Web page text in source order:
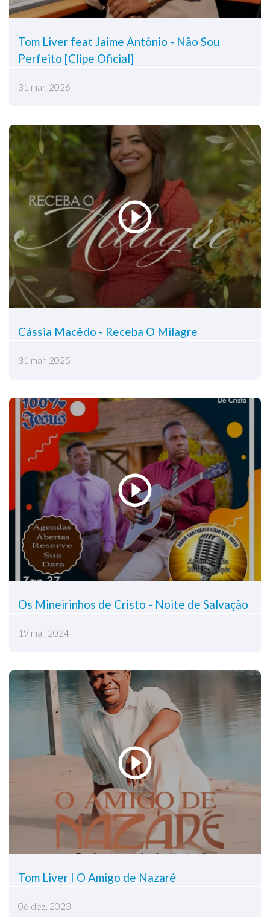
Tom Liver feat Jaime Antônio - Não Sou
Perfeito [Clipe Oficial]
31 mar, 2026
Cássia Macêdo - Receba O Milagre
31 mar, 2025
Os Mineirinhos de Cristo - Noite de Salvação
19 mai, 2024
Tom Liver I O Amigo de Nazaré
06 dez, 2023